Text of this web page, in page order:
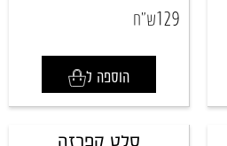
129ש"ח
הוספה ל
סלט קפרזה